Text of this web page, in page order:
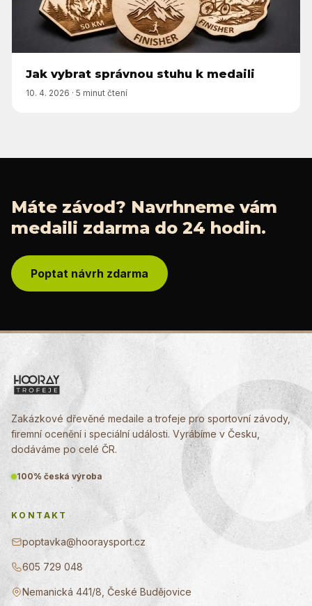
Jak vybrat správnou stuhu k medaili
10. 4. 2026 · 5 minut čtení
Máte závod? Navrhneme vám
medaili zdarma do 24 hodin.
Poptat návrh zdarma
Zakázkové dřevěné medaile a trofeje pro sportovní závody,
firemní ocenění i speciální události. Vyrábíme v Česku,
dodáváme po celé ČR.
100% česká výroba
KONTAKT
poptavka@hooraysport.cz
605 729 048
Nemanická 441/8, České Budějovice